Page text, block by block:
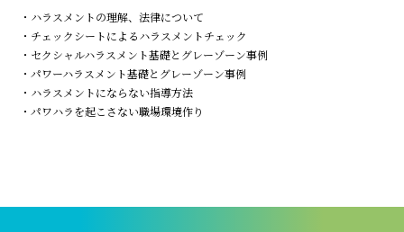
・ハラスメントの理解、法律について
・チェックシートによるハラスメントチェック
・セクシャルハラスメント基礎とグレーゾーン事例
・パワーハラスメント基礎とグレーゾーン事例
・ハラスメントにならない指導方法
・パワハラを起こさない職場環境作り